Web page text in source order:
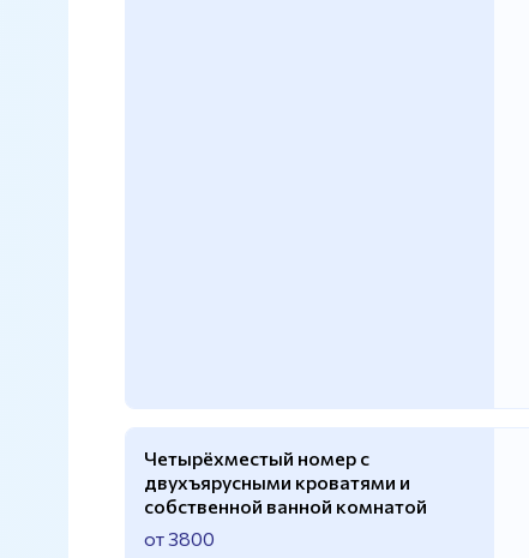
Четырёхместый номер с
двухъярусными кроватями и
собственной ванной комнатой
от 3800